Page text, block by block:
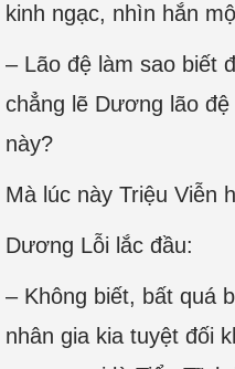
kinh ngạc, nhìn hắn
– Lão đệ làm sao biết
chẳng lẽ Dương lão
này?
Mà lúc này Triệu Viễn
Dương Lỗi lắc đầu:
– Không biết, bất quá
nhân gia kia tuyệt đối